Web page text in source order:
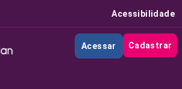
Acessibilidade
Acessar Cadastrar